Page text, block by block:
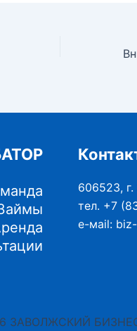
606523,
тел. +7
е-маil:
ЗАВОЛЖСКИЙ